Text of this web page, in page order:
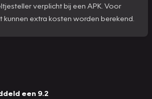
verplicht bij een APK. Voor
extra kosten worden berekend.
een 9.2